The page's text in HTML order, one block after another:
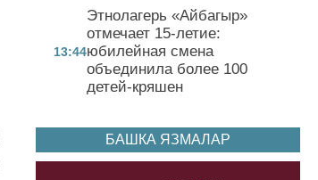
13:44
Этнолагерь «Айбагыр»
отмечает 15-летие:
юбилейная смена
объединила более 100
детей-кряшен
БАШКА ЯЗМАЛАР